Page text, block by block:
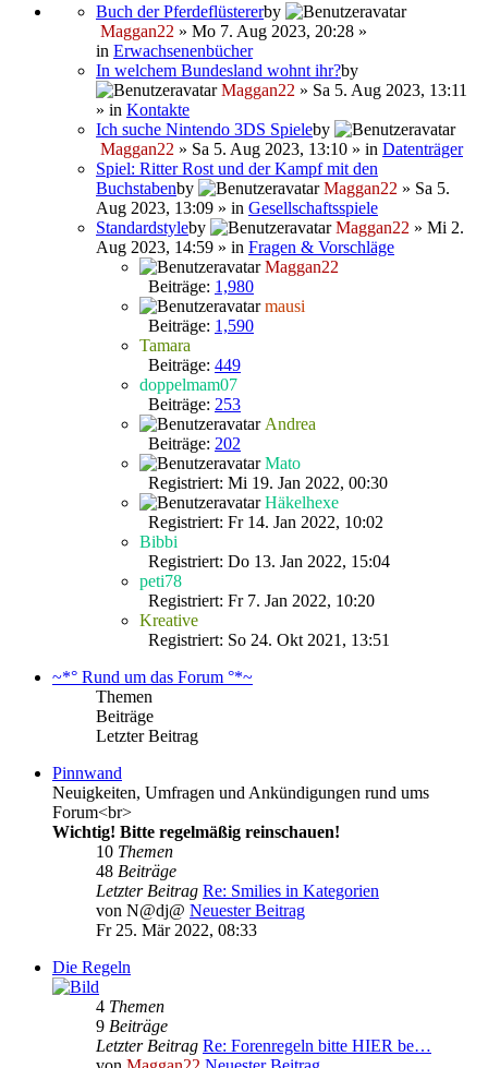
Buch der Pferdeflüstererby
Maggan22 » Mo 7. Aug 2023, 20:28 »
in Erwachsenenbücher
In welchem Bundesland wohnt ihr?by
Maggan22 » Sa 5. Aug 2023, 13:11
» in Kontakte
Ich suche Nintendo 3DS Spieleby
Maggan22 » Sa 5. Aug 2023, 13:10 » in Datenträger
Spiel: Ritter Rost und der Kampf mit den
Buchstabenby Maggan22 » Sa 5.
Aug 2023, 13:09 » in Gesellschaftsspiele
Standardstyleby Maggan22 » Mi 2.
Aug 2023, 14:59 » in Fragen & Vorschläge
Maggan22
Beiträge: 1,980
mausi
Beiträge: 1,590
Tamara
Beiträge: 449
doppelmam07
Beiträge: 253
Andrea
Beiträge: 202
Mato
Registriert: Mi 19. Jan 2022, 00:30
Häkelhexe
Registriert: Fr 14. Jan 2022, 10:02
Bibbi
Registriert: Do 13. Jan 2022, 15:04
peti78
Registriert: Fr 7. Jan 2022, 10:20
Kreative
Registriert: So 24. Okt 2021, 13:51
~*° Rund um das Forum °*~
Themen
Beiträge
Letzter Beitrag
Pinnwand
Neuigkeiten, Umfragen und Ankündigungen rund ums
Forum<br>
Wichtig! Bitte regelmäßig reinschauen!
10 Themen
48 Beiträge
Letzter Beitrag Re: Smilies in Kategorien
von N@dj@ Neuester Beitrag
Fr 25. Mär 2022, 08:33
Die Regeln
4 Themen
9 Beiträge
Letzter Beitrag Re: Forenregeln bitte HIER be…